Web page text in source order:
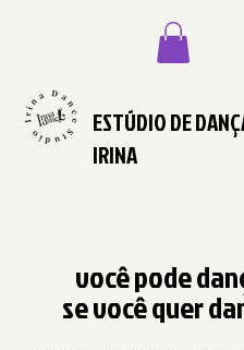
ESTÚDIO DE
IRINA
você pode
se você quer